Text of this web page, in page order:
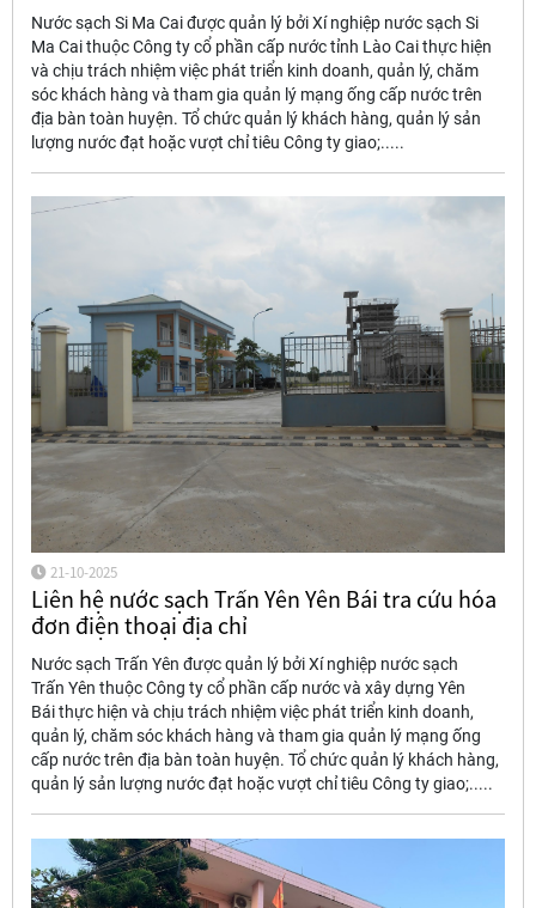
Nước sạch Si Ma Cai được quản lý bởi Xí nghiệp nước sạch Si
Ma Cai thuộc Công ty cổ phần cấp nước tỉnh Lào Cai thực hiện
và chịu trách nhiệm việc phát triển kinh doanh, quản lý, chăm
sóc khách hàng và tham gia quản lý mạng ống cấp nước trên
địa bàn toàn huyện. Tổ chức quản lý khách hàng, quản lý sản
lượng nước đạt hoặc vượt chỉ tiêu Công ty giao;.....
21-10-2025
Liên hệ nước sạch Trấn Yên Yên Bái tra cứu hóa
đơn điện thoại địa chỉ
Nước sạch Trấn Yên được quản lý bởi Xí nghiệp nước sạch
Trấn Yên thuộc Công ty cổ phần cấp nước và xây dựng Yên
Bái thực hiện và chịu trách nhiệm việc phát triển kinh doanh,
quản lý, chăm sóc khách hàng và tham gia quản lý mạng ống
cấp nước trên địa bàn toàn huyện. Tổ chức quản lý khách hàng,
quản lý sản lượng nước đạt hoặc vượt chỉ tiêu Công ty giao;.....